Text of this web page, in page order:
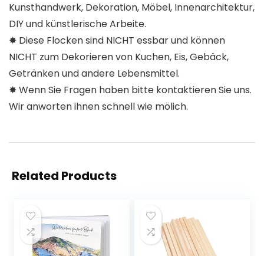
Kunsthandwerk, Dekoration, Möbel, Innenarchitektur,
DIY und künstlerische Arbeite.
✸ Diese Flocken sind NICHT essbar und können
NICHT zum Dekorieren von Kuchen, Eis, Gebäck,
Getränken und andere Lebensmittel.
✸ Wenn Sie Fragen haben bitte kontaktieren Sie uns.
Wir anworten ihnen schnell wie mölich.
Related Products